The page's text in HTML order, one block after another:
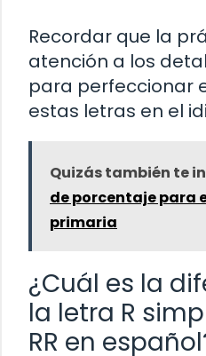
Recordar que la
atención a los
para perfeccionar
estas letras en el
Quizás también te
de porcentaje para
primaria
¿Cuál es la
la letra R
RR en